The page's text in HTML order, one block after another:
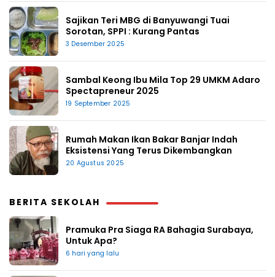
Sajikan Teri MBG di Banyuwangi Tuai
Sorotan, SPPI : Kurang Pantas
3 Desember 2025
Sambal Keong Ibu Mila Top 29 UMKM Adaro
Spectapreneur 2025
19 September 2025
Rumah Makan Ikan Bakar Banjar Indah
Eksistensi Yang Terus Dikembangkan
20 Agustus 2025
BERITA SEKOLAH
Pramuka Pra Siaga RA Bahagia Surabaya,
Untuk Apa?
6 hari yang lalu